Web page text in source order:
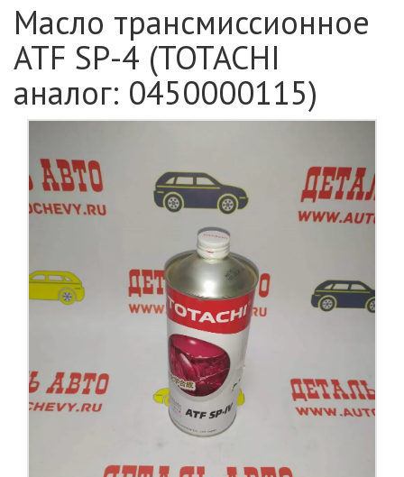
Масло трансмиссионное
ATF SP-4 (TOTACHI
аналог: 0450000115)